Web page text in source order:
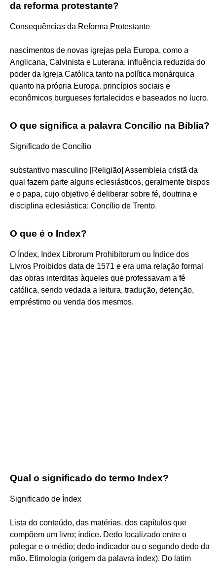
da reforma protestante?
Consequências da Reforma Protestante
nascimentos de novas igrejas pela Europa, como a
Anglicana, Calvinista e Luterana. influência reduzida do
poder da Igreja Católica tanto na política monárquica
quanto na própria Europa. princípios sociais e
econômicos burgueses fortalecidos e baseados no lucro.
O que significa a palavra Concílio na Bíblia?
Significado de Concílio
substantivo masculino [Religião] Assembleia cristã da
qual fazem parte alguns eclesiásticos, geralmente bispos
e o papa, cujo objetivo é deliberar sobre fé, doutrina e
disciplina eclesiástica: Concílio de Trento.
O que é o Index?
O Índex, Index Librorum Prohibitorum ou Índice dos
Livros Proibidos data de 1571 e era uma relação formal
das obras interditas àqueles que professavam a fé
católica, sendo vedada a leitura, tradução, detenção,
empréstimo ou venda dos mesmos.
Qual o significado do termo Index?
Significado de Índex
Lista do conteúdo, das matérias, dos capítulos que
compõem um livro; índice. Dedo localizado entre o
polegar e o médio; dedo indicador ou o segundo dedo da
mão. Etimologia (origem da palavra índex). Do latim